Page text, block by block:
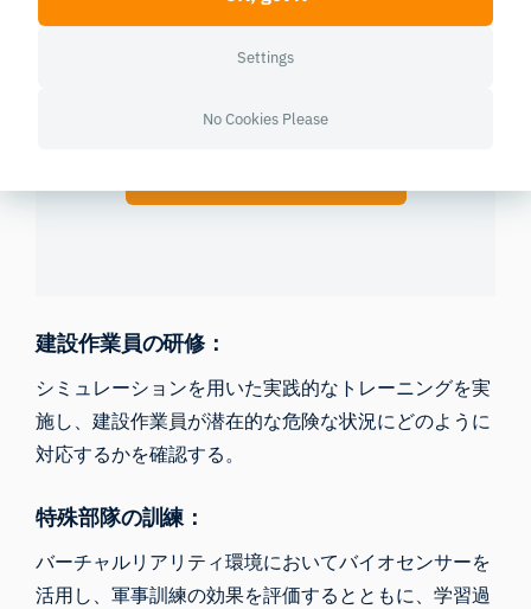
To view the content please accept third-party iFrames.
more please consult the privacy policy of
建設作業員の研修：
シミュレーションを用いた実践的なトレーニングを実
施し、建設作業員が潜在的な危険な状況にどのように
対応するかを確認する。
特殊部隊の訓練：
バーチャルリアリティ環境においてバイオセンサーを
活用し、軍事訓練の効果を評価するとともに、学習過
Settings
No Cookies Please